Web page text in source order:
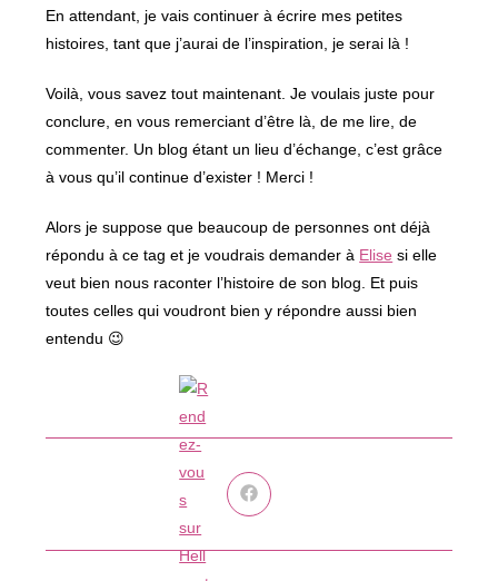
En attendant, je vais continuer à écrire mes petites
histoires, tant que j’aurai de l’inspiration, je serai là !
Voilà, vous savez tout maintenant. Je voulais juste pour
conclure, en vous remerciant d’être là, de me lire, de
commenter. Un blog étant un lieu d’échange, c’est grâce
à vous qu’il continue d’exister ! Merci !
Alors je suppose que beaucoup de personnes ont déjà
répondu à ce tag et je voudrais demander à Elise si elle
veut bien nous raconter l’histoire de son blog. Et puis
toutes celles qui voudront bien y répondre aussi bien
entendu 😉
Ouvrir
dans
autre